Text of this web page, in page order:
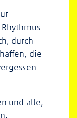
durch
die
und alle,